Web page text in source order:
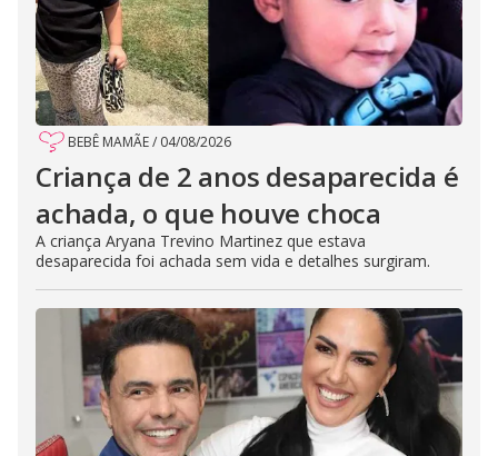
BEBÊ MAMÃE/ 04/08/2026
Criança de 2 anos desaparecida é
achada, o que houve choca
A criança Aryana Trevino Martinez que estava
desaparecida foi achada sem vida e detalhes surgiram.